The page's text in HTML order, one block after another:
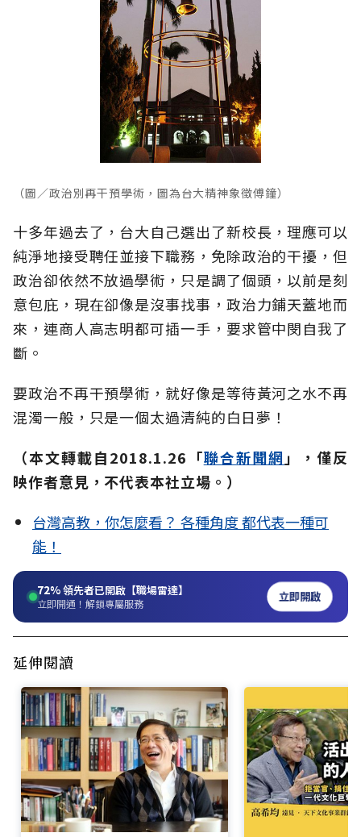
（圖／政治別再干預學術，圖為台大精神象徵傅鐘）
十多年過去了，台大自己選出了新校長，理應可以
純淨地接受聘任並接下職務，免除政治的干擾，但
政治卻依然不放過學術，只是調了個頭，以前是刻
意包庇，現在卻像是沒事找事，政治力鋪天蓋地而
來，連商人高志明都可插一手，要求管中閔自我了
斷。
要政治不再干預學術，就好像是等待黃河之水不再
混濁一般，只是一個太過清純的白日夢！
（本文轉載自2018.1.26「聯合新聞網 」，僅反
映作者意見，不代表本社立場。）
台灣高教，你怎麼看？ 各種角度 都代表一種可
能！
72%領先者已開啟【職場雷達】
立即開通！解鎖專屬服務 立即開啟
延伸閱讀